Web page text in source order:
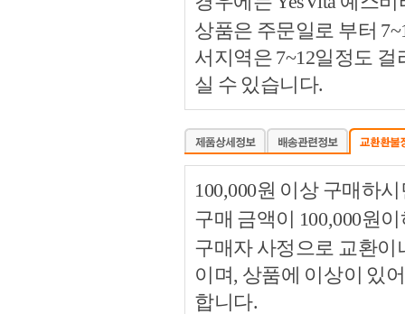
상품은 주문일로 부터
서지역은 7~12일정도
실 수 있습니다.
100,000원 이상 구매하
구매 금액이 100,000원
구매자 사정으로 교환이
이며, 상품에 이상이 있
합니다.